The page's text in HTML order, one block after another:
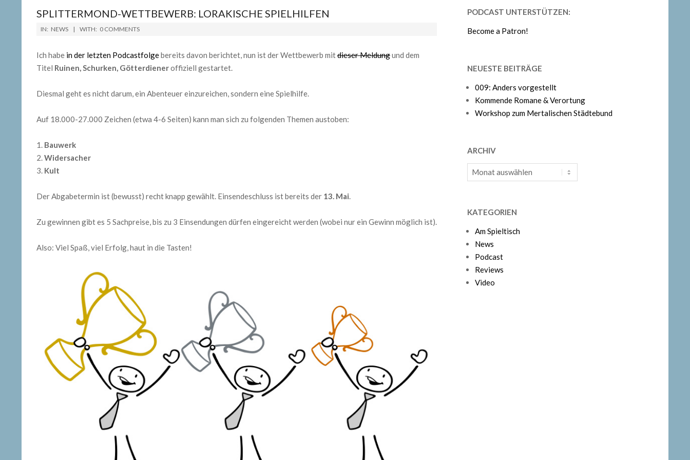
SPLITTERMOND-WETTBEWERB: LORAKISCHE SPIELHILFEN
2019-
11
IN: NEWS WITH: 0 COMMENTS
Ich habe in der letzten Podcastfolgebereits davon berichtet, nun ist der Wettbewerb mitdieser Meldungund dem
Titel Ruinen, Schurken, Götterdieneroffiziell gestartet.
Diesmal geht es nicht darum, ein Abenteuer einzureichen, sondern eine Spielhilfe.
Auf 18.000-27.000 Zeichen (etwa 4-6 Seiten) kann man sich zu folgenden Themen austoben:
Bauwerk
Widersacher
Kult
Der Abgabetermin ist (bewusst) recht knapp gewählt. Einsendeschluss ist bereits der 13. Mai.
Zu gewinnen gibt es 5 Sachpreise, bis zu 3 Einsendungen dürfen eingereicht werden (wobei nur ein Gewinn möglich ist).
Also: Viel Spaß, viel Erfolg, haut in die Tasten!
PODCAST UNTERSTÜTZEN:
Become a Patron!
NEUESTE BEITRÄGE
009: Anders vorgestellt
Kommende Romane & Verortung
Workshop zum Mertalischen Städtebund
ARCHIV
Archiv
KATEGORIEN
Am Spieltisch
News
Podcast
Reviews
Video